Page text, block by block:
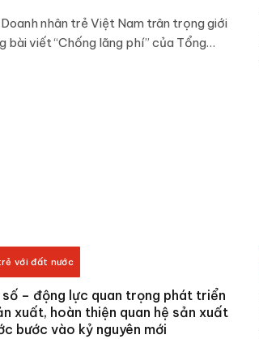
nhân trẻ Việt Nam trân trọng giới
bài viết “Chống lãng phí” của Tổng…
với đất nước
số – động lực quan trọng phát triển
xuất, hoàn thiện quan hệ sản xuất
bước vào kỷ nguyên mới